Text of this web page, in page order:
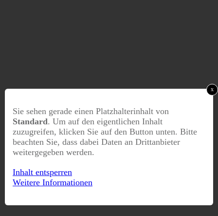
Sie sehen gerade einen Platzhalterinhalt von
Standard. Um auf den eigentlichen Inhalt
zuzugreifen, klicken Sie auf den Button unten. Bitte
beachten Sie, dass dabei Daten an Drittanbieter
weitergegeben werden.
Inhalt entsperren
Weitere Informationen
x